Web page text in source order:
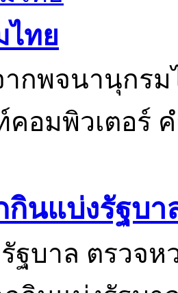
ไทย
กพจนานุกรม
คอมพิวเตอร์
กินแบ่งรัฐบา
ฐบาล ตรวจ